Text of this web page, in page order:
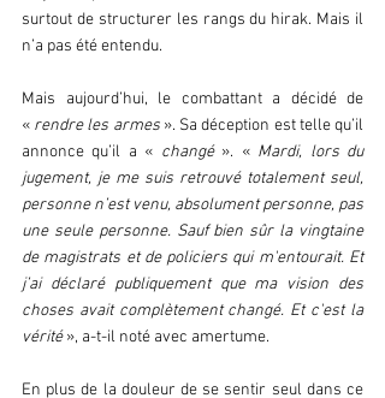
surtout de structurer les rangs du hirak. Mais il
n’a pas été entendu.
Mais aujourd’hui, le combattant a décidé de
« rendre les armes ». Sa déception est telle qu’il
annonce qu’il a « changé ». « Mardi, lors du
jugement, je me suis retrouvé totalement seul,
personne n’est venu, absolument personne, pas
une seule personne. Sauf bien sûr la vingtaine
de magistrats et de policiers qui m'entourait. Et
j’ai déclaré publiquement que ma vision des
choses avait complètement changé. Et c'est la
vérité », a-t-il noté avec amertume.
En plus de la douleur de se sentir seul dans ce